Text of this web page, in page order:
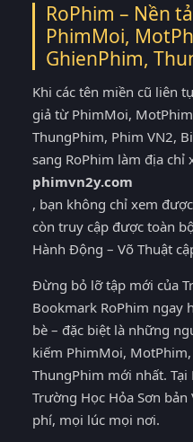
RoPhim – Nền
PhimMoi,
GhienPhim,
Khi các tên miền cũ liên
giả từ PhimMoi,
ThungPhim, Phim VN2,
sang RoPhim làm địa
phimvn2y.com
, bạn không chỉ xem
còn truy cập được toàn
Hành Động – Võ Thuật
Đừng bỏ lỡ tập mới của
Bookmark RoPhim ngay
bè – đặc biệt là những
kiếm PhimMoi,
ThungPhim mới nhất. Tại
Trường Học Hỏa Sơn
phí, mọi lúc mọi nơi.